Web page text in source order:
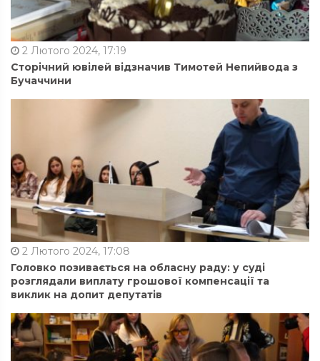
2 Лютого 2024, 17:19
Сторічний ювілей відзначив Тимотей Непийвода з
Бучаччини
2 Лютого 2024, 17:08
Головко позивається на обласну раду: у суді
розглядали виплату грошової компенсації та
виклик на допит депутатів